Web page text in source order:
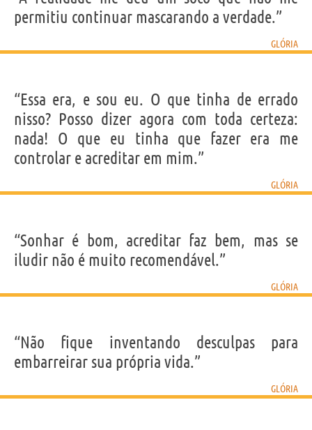
permitiu continuar mascarando a verdade.”
GLÓRIA
“Essa era, e sou eu. O que tinha de errado
nisso? Posso dizer agora com toda certeza:
nada! O que eu tinha que fazer era me
controlar e acreditar em mim.”
GLÓRIA
“Sonhar é bom, acreditar faz bem, mas se
iludir não é muito recomendável.”
GLÓRIA
“Não fique inventando desculpas para
embarreirar sua própria vida.”
GLÓRIA